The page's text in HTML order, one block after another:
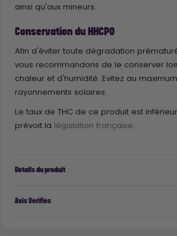
ainsi qu'aux mineurs.
Conservation du HHCPO
Afin d'éviter toute dégradation
vous recommandons de le conserver
chaleur et d'humidité. Evitez au
rayonnements solaires.
Le taux de THC de ce produit est
prévoit la législation française.
Détails du produit
Avis Vérifiés